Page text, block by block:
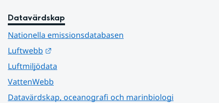
Datavärdskap
Nationella emissionsdatabasen
Luftwebb
Luftmiljödata
VattenWebb
Datavärdskap, oceanografi och marinbiologi